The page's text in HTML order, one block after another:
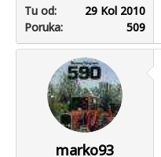
Tu od
29 Kol 2010
Poruka
509
marko93